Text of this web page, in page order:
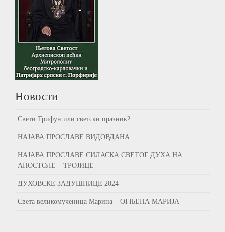
Новости
Свети Трифун или светски празник?
НАЈАВА ПРОСЛАВЕ ВИДОВДАНА
НАЈАВА ПРОСЛАВЕ СИЛАСКА СВЕТОГ ДУХА НА
АПОСТОЛЕ – ТРОЈИЦЕ
ДУХОВСКЕ ЗАДУШНИЦЕ 2024
Света великомученица Марина – ОГЊЕНА МАРИЈА